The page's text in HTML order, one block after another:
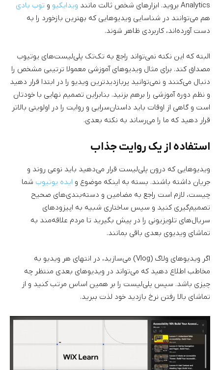
Analytics بروید. ابزارهای شخص ثالث مانند
ویدایکیو و توب بادی
هم می‌توانند در شناسایی ویدیوهایی که بهترین بازخورد را به
دست آورده‌اند، کاربردی ظاهر شوند.
البته که این نکته نمی‌تواند راجع به تک‌تک پلی‌لیست‌های یوتیوب
مصداق کند. برای مثال ویدیوهای آموزشی معمولا ترتیبی مشخص را
دنبال می‌کنند و نمی‌توانید پربازدیدترین ویدیو را در ابتدا قرار دهید
و نظم دوره آموزشی را برهم بزنید. بنابراین تصمیم نهایی با خودتان
است و گاهی از اوقات باید داستان‌سرایی و روایت را در اولویتی بالاتر
قرار دهید که ما را می‌رساند به نکته بعدی.
استفاده از یک روایت جذاب
ویدیوهایی که درون پلی‌لیست قرار می‌دهید باید نوعی روند و
جریان داشته باشند. بسته به اینکه موضوع و ایده یوتیوب شما
چیست، لازم است راجع به مضامین و دسته‌بندی‌های صحیح
تصمیم‌گیری کنید و سپس ساختاری شبیه به اپیزودهای
سریال‌های تلویزیونی را در پیش بگیرید تا مردم علاقه‌مند به
تماشای ویدیوی بعدی باقی بمانند.
اگر ویدیوهای ولاگ (Vlog) می‌سازید، در انتهای هر ویدیو به
مخاطب اطلاع دهید که می‌تواند در ویدیوهای بعدی منتظر چه
چیزی باشد. سپس پلی‌لیست را بر همین اساس مرتب کنید و از
تماشای بالا رفتن نرخ بازدید خود لذت ببرید.